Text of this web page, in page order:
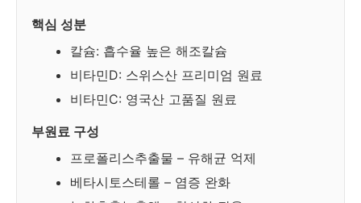
핵심 성분
칼슘: 흡수율 높은 해조칼슘
비타민D: 스위스산 프리미엄 원료
비타민C: 영국산 고품질 원료
부원료 구성
프로폴리스추출물 – 유해균 억제
베타시토스테롤 – 염증 완화